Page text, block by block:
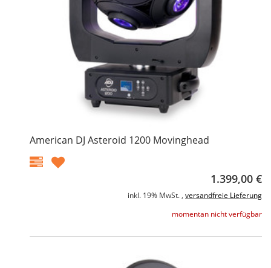
American DJ Asteroid 1200 Movinghead
1.399,00 €
inkl. 19% MwSt. , versandfreie Lieferung
momentan nicht verfügbar